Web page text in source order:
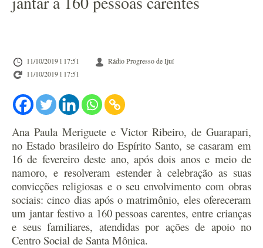
11/10/2019 l 17:51
Rádio Progresso de Ijuí
11/10/2019 l 17:51
Ana Paula Meriguete e Victor Ribeiro, de Guarapari,
no Estado brasileiro do Espírito Santo, se casaram em
16 de fevereiro deste ano, após dois anos e meio de
namoro, e resolveram estender à celebração as suas
convicções religiosas e o seu envolvimento com obras
sociais: cinco dias após o matrimônio, eles ofereceram
um jantar festivo a 160 pessoas carentes, entre crianças
e seus familiares, atendidas por ações de apoio no
Centro Social de Santa Mônica.